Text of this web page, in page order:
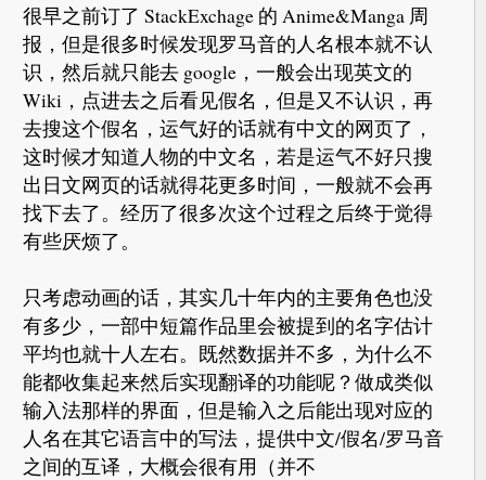
很早之前订了 StackExchage 的 Anime&Manga 周
报，但是很多时候发现罗马音的人名根本就不认
识，然后就只能去 google，一般会出现英文的
Wiki，点进去之后看见假名，但是又不认识，再
去搜这个假名，运气好的话就有中文的网页了，
这时候才知道人物的中文名，若是运气不好只搜
出日文网页的话就得花更多时间，一般就不会再
找下去了。经历了很多次这个过程之后终于觉得
有些厌烦了。
只考虑动画的话，其实几十年内的主要角色也没
有多少，一部中短篇作品里会被提到的名字估计
平均也就十人左右。既然数据并不多，为什么不
能都收集起来然后实现翻译的功能呢？做成类似
输入法那样的界面，但是输入之后能出现对应的
人名在其它语言中的写法，提供中文/假名/罗马音
之间的互译，大概会很有用（并不